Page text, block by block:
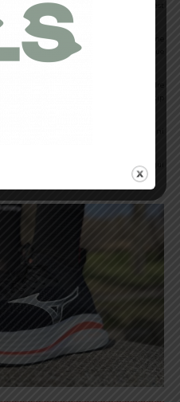
Wave Neo Zen, la première sensation est
et accueillante.
idéal tout en permettant une bonne
au talon, mais une largeur plus que
mm), la chaussure reste légère, ce qui